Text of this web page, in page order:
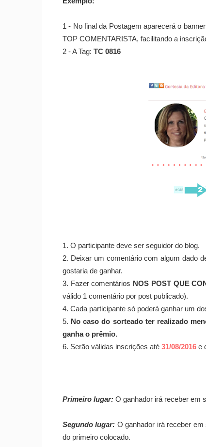
1 - No final da Postagem aparecerá o
TOP COMENTARISTA, facilitando a
2 - A Tag: TC 0816
1. O participante deve ser seguidor do blog.
2. Deixar um comentário com algum dado
gostaria de ganhar.
3. Fazer comentários NOS POST QUE
válido 1 comentário por post publicado).
4. Cada participante só poderá ganhar um
5. No caso do sorteado ter realizado
ganha o prêmio.
6. Serão válidas inscrições até 31/08/2016 e
Primeiro lugar: O ganhador irá receber em
Segundo lugar: O ganhador irá receber em
do primeiro colocado.